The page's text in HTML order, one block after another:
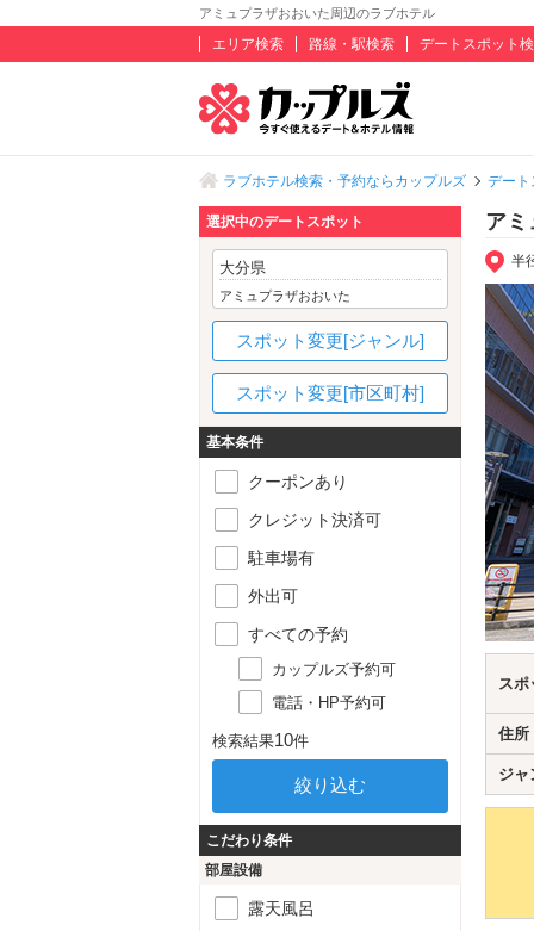
アミュプラザおおいた周辺のラブホテル
エリア検索 路線・駅検索 デートスポット
ラブホテル検索・予約ならカップルズ デート
アミ
半
スポ
住所
ジャ
選択中のデートスポット
大分県
アミュプラザおおいた
スポット変更[ジャンル]
スポット変更[市区町村]
基本条件
クーポンあり
クレジット決済可
駐車場有
外出可
すべての予約
カップルズ予約可
電話・HP予約可
検索結果10件
こだわり条件
部屋設備
露天風呂